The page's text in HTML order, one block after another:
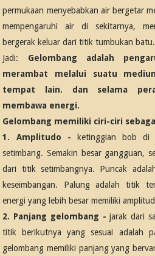
permukaan menyebabkan air bergetar
mempengaruhi air di sekitarnya,
bergerak keluar dari titik tumbukan batu.
Jadi: Gelombang adalah
merambat melalui suatu
tempat lain. dan selama
membawa energi.
Gelombang memiliki ciri-ciri
1. Amplitudo -
ketinggian bob di
setimbang. Semakin besar gangguan,
dari titik setimbangnya. Puncak
keseimbangan. Palung adalah titik
energi yang lebih besar memiliki
2. Panjang gelombang -jarak dari
titik berikutnya yang sesuai adalah
gelombang memiliki panjang yang